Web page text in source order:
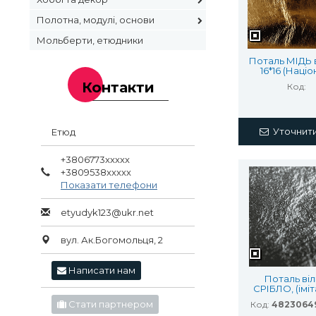
Поталь МІДЬ
16*16
Код:
Уточнити
Поталь
СРІБЛО,
карт.буклеті,
Код:
Полотна, модулі, основи
Мольберти, етюдники
Контакти
Етюд
+3806773xxxxx
+3809538xxxxx
Показати телефони
etyudyk123@ukr.net
вул. Ак.Богомольця, 2
Написати нам
Стати партнером